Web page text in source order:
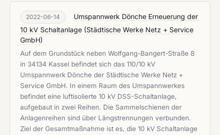
2022-06-14
Umspannwerk Dönche Erneuerung der
10 kV Schaltanlage (Städtische Werke Netz + Service
GmbH)
Auf dem Grundstück neben Wolfgang-Bangert-Straße 8
in 34134 Kassel befindet sich das 110/10 kV
Umspannwerk Dönche der Städtische Werke Netz +
Service GmbH. In einem Raum des Umspannwerkes
befindet eine luftisolierte 10 kV DSS-Schaltanlage,
aufgebaut in zwei Reihen. Die Sammelschienen der
Anlagenreihen sind über Längstrennungen verbunden.
Ziel der Gesamtmaßnahme ist es, die 10 kV Schaltanlage